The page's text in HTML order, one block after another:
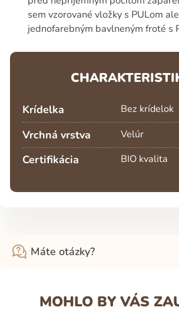
sem vzorované vložky s PULom
jednofarebným bavlneným froté s
Krídelka Bez krídelok
Vrchná vrstva Velúr
Certifikácia BIO kvalita
Máte otázky?
MOHLO BY VÁS